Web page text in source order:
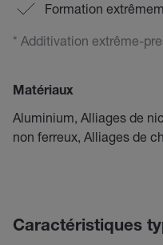
Formation
* Additivation extrême-
Matériaux
Aluminium, Alliages de
non ferreux, Alliages de
Caractéristiques